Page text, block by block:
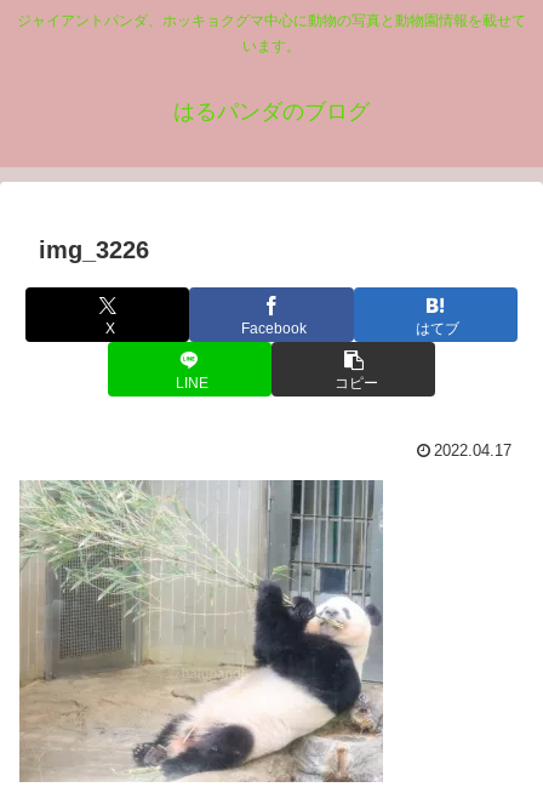
ジャイアントパンダ、ホッキョクグマ中心に動物の写真と動物園情報を載せて
います。
はるパンダのブログ
img_3226
X Facebook はてブ
LINE コピー
2022.04.17